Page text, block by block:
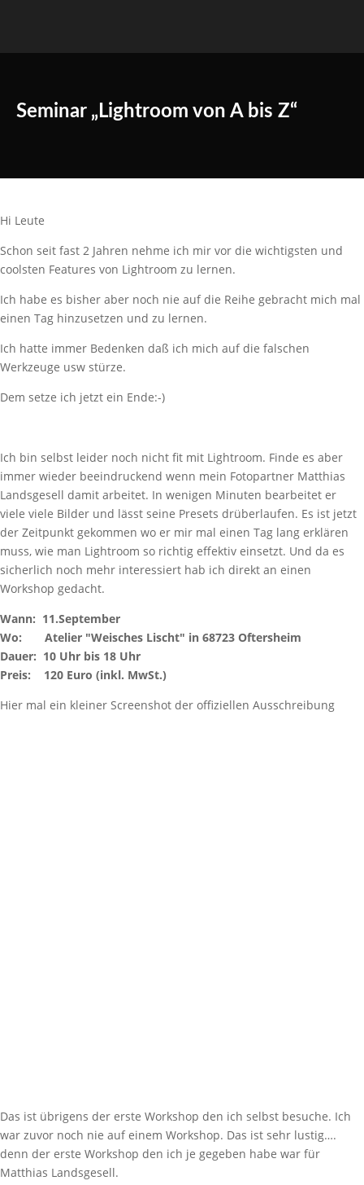
Seminar „Lightroom von A bis Z“
Hi Leute
Schon seit fast 2 Jahren nehme ich mir vor die wichtigsten und
coolsten Features von Lightroom zu lernen.
Ich habe es bisher aber noch nie auf die Reihe gebracht mich mal
einen Tag hinzusetzen und zu lernen.
Ich hatte immer Bedenken daß ich mich auf die falschen
Werkzeuge usw stürze.
Dem setze ich jetzt ein Ende:-)
Ich bin selbst leider noch nicht fit mit Lightroom. Finde es aber
immer wieder beeindruckend wenn mein Fotopartner Matthias
Landsgesell damit arbeitet. In wenigen Minuten bearbeitet er
viele viele Bilder und lässt seine Presets drüberlaufen. Es ist jetzt
der Zeitpunkt gekommen wo er mir mal einen Tag lang erklären
muss, wie man Lightroom so richtig effektiv einsetzt. Und da es
sicherlich noch mehr interessiert hab ich direkt an einen
Workshop gedacht.
Wann: 11.September
Wo: Atelier "Weisches Lischt" in 68723 Oftersheim
Dauer: 10 Uhr bis 18 Uhr
Preis: 120 Euro (inkl. MwSt.)
Hier mal ein kleiner Screenshot der offiziellen Ausschreibung
Das ist übrigens der erste Workshop den ich selbst besuche. Ich
war zuvor noch nie auf einem Workshop. Das ist sehr lustig….
denn der erste Workshop den ich je gegeben habe war für
Matthias Landsgesell.